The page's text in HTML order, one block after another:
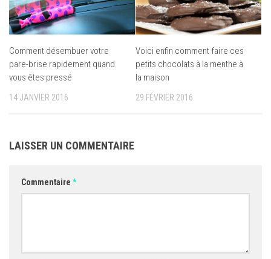
Comment désembuer votre
pare-brise rapidement quand
vous êtes pressé
14 JANVIER 2016
Voici enfin comment faire ces
petits chocolats à la menthe à
la maison
29 FÉVRIER 2016
LAISSER UN COMMENTAIRE
Commentaire *